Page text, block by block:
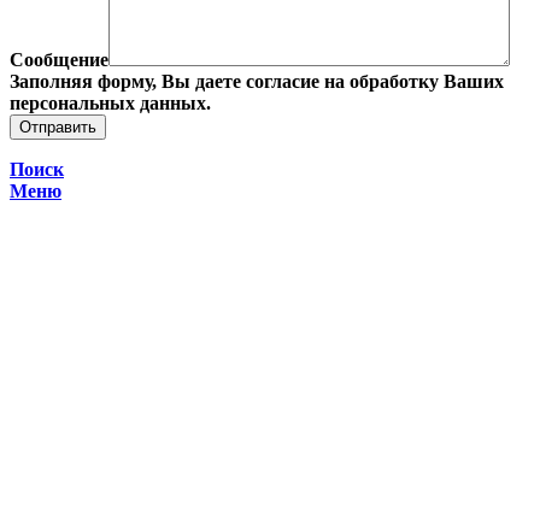
Сообщение
Заполняя форму, Вы даете согласие на обработку Ваших
персональных данных.
Поиск
Меню